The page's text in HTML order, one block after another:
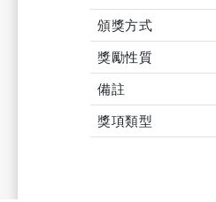
頒獎方式
獎勵性質
備註
獎項類型